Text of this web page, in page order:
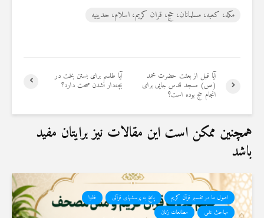
مکه، کعبه، مسلمانان، حج، قران کریم، اسلام، حدیبیه
آیا طلسم برای بستن بخت در
بچه‌دار نشدن صحت دارد؟
آیا قبل از بعثت حضرت محمد
(ص) مسجد قدس جایی برای
انجام حج بوده است؟
همچنین ممکن است این مقالات نیز برایتان مفید
باشد
اصول ما در تفسیر قرآن کریم پاسخ به پرسشهای قرآنی
فتاوا
مباحث علمی
مطالعات زنان